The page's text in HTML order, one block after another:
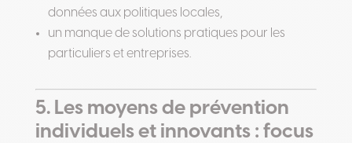
données aux politiques locales,
un manque de solutions pratiques pour les
particuliers et entreprises.
5. Les moyens de prévention
individuels et innovants : focus